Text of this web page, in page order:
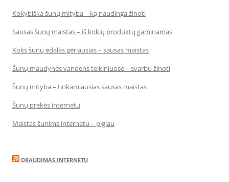
Kokybiška šunų mityba – ką naudinga žinoti
Sausas šunų maistas – iš kokių produktų gaminamas
Koks šunų ėdalas geriausias – sausas maistas
Šunų maudynės vandens telkiniuose – svarbu žinoti
Šunų mityba – tinkamiausias sausas maistas
Šunų prekės internetu
Maistas šunims internetu – pigiau
DRAUDIMAS INTERNETU